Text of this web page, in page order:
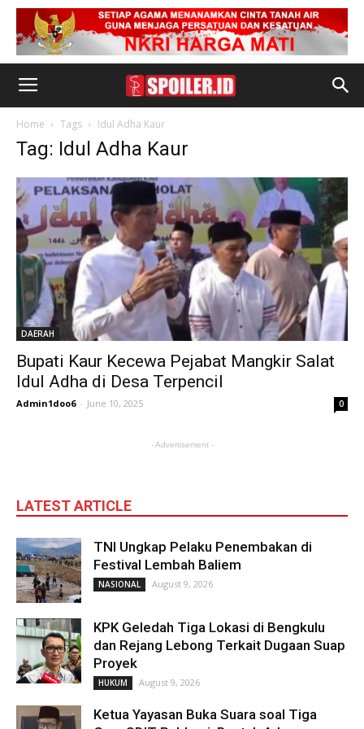
Home Tags Idul Adha Kaur
Tag: Idul Adha Kaur
DAERAH
Bupati Kaur Kecewa Pejabat Mangkir Salat
Idul Adha di Desa Terpencil
Admin1doo6 - June 10, 2025 0
- Advertisement -
LATEST ARTICLE
TNI Ungkap Pelaku Penembakan di
Festival Lembah Baliem
NASIONAL August 9, 2026
KPK Geledah Tiga Lokasi di Bengkulu
dan Rejang Lebong Terkait Dugaan Suap
Proyek
HUKUM August 9, 2026
Ketua Yayasan Buka Suara soal Tiga